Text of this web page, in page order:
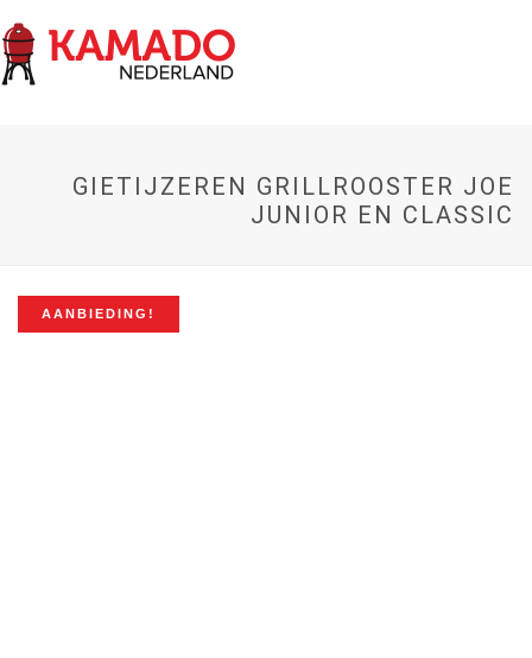
GIETIJZEREN GRILLROOSTER JOE
JUNIOR EN CLASSIC
AANBIEDING!